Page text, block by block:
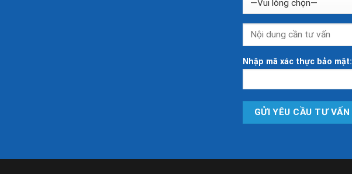
Nhập mã xác thực bảo mật: